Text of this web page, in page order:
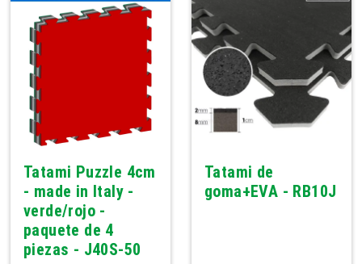
Tatami Puzzle 4cm
- made in Italy -
verde/rojo -
paquete de 4
piezas - J40S-50
Tatami de
goma+EVA - RB10J